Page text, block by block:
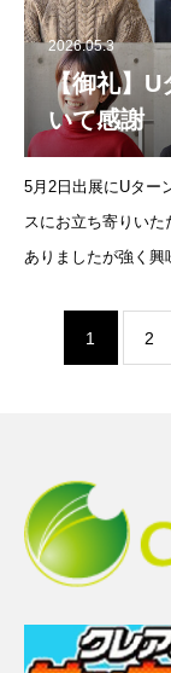
2026.05.3
【御礼】
いて感謝
5月2日出展にUター
スにお立ち寄りい
ありましたが強く興
1 2